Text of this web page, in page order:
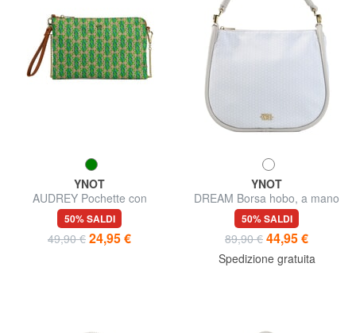
YNOT
AUDREY Pochette con
polsierina e tracolla
50% SALDI
49,90 € 24,95 €
YNOT
DREAM Borsa hobo, a mano
50% SALDI
89,90 € 44,95 €
Spedizione gratuita